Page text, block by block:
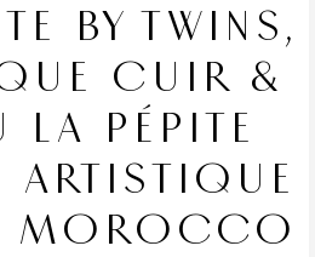
BY TWINS,
CUIR &
LA PÉPITE
ARTISTIQUE
MOROCCO